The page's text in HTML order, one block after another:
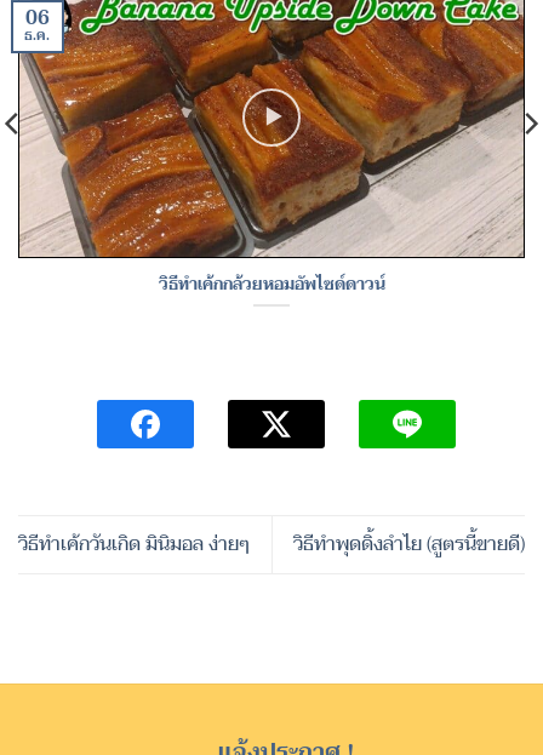
วิธีทำเค้กกล้วยหอมอัพไซด์ดาวน์
06
ธ.ค.
วิธีทำเค้กวันเกิด มินิมอล ง่ายๆ วิธีทำพุดดิ้งลำไย (สูตรนี้ขายดี)